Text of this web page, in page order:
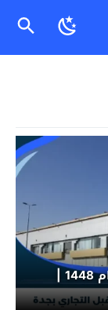
دليل مجمع المستقبل التجاري بجدة لعام 1448 |